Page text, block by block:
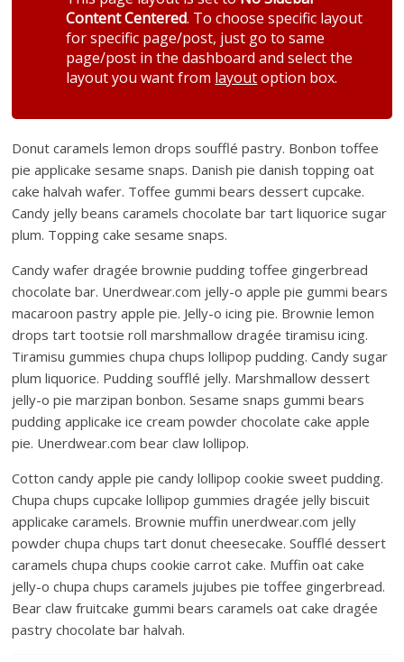
Content Centered. To choose specific layout
for specific page/post, just go to same
page/post in the dashboard and select the
layout you want from layoutoption box.
Donut caramels lemon drops soufflé pastry. Bonbon toffee
pie applicake sesame snaps. Danish pie danish topping oat
cake halvah wafer. Toffee gummi bears dessert cupcake.
Candy jelly beans caramels chocolate bar tart liquorice sugar
plum. Topping cake sesame snaps.
Candy wafer dragée brownie pudding toffee gingerbread
chocolate bar. Unerdwear.com jelly-o apple pie gummi bears
macaroon pastry apple pie. Jelly-o icing pie. Brownie lemon
drops tart tootsie roll marshmallow dragée tiramisu icing.
Tiramisu gummies chupa chups lollipop pudding. Candy sugar
plum liquorice. Pudding soufflé jelly. Marshmallow dessert
jelly-o pie marzipan bonbon. Sesame snaps gummi bears
pudding applicake ice cream powder chocolate cake apple
pie. Unerdwear.com bear claw lollipop.
Cotton candy apple pie candy lollipop cookie sweet pudding.
Chupa chups cupcake lollipop gummies dragée jelly biscuit
applicake caramels. Brownie muffin unerdwear.com jelly
powder chupa chups tart donut cheesecake. Soufflé dessert
caramels chupa chups cookie carrot cake. Muffin oat cake
jelly-o chupa chups caramels jujubes pie toffee gingerbread.
Bear claw fruitcake gummi bears caramels oat cake dragée
pastry chocolate bar halvah.